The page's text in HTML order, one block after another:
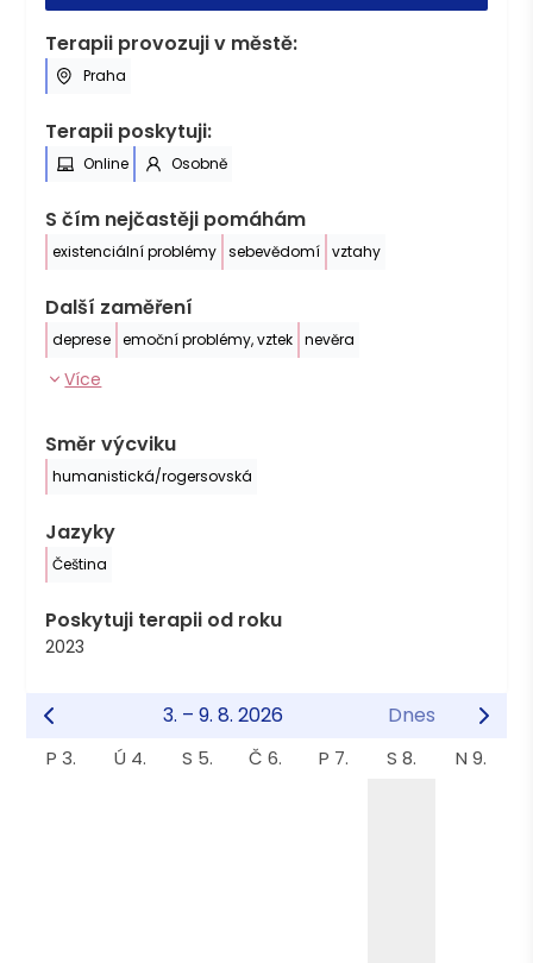
Terapii provozuji v městě:
Praha
Terapii poskytuji:
Online Osobně
S čím nejčastěji pomáhám
existenciální problémy sebevědomí vztahy
Další zaměření
deprese emoční problémy, vztek nevěra
Více
Směr výcviku
humanistická/rogersovská
Jazyky
Čeština
Poskytuji terapii od roku
2023
3. – 9. 8. 2026 Dnes
P 3. Ú 4. S 5. Č 6. P 7. S 8. N 9.